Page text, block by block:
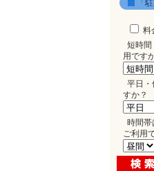
「
料
短時間
用です
平日・
すか？
時間帯
ご利用